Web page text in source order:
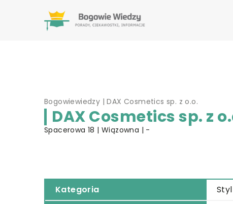
Bogowiewiedzy |DAX Cosmetics sp. z o.o.
DAX Cosmetics sp. z
Spacerowa 18 | Wiązowna | -
Kategoria